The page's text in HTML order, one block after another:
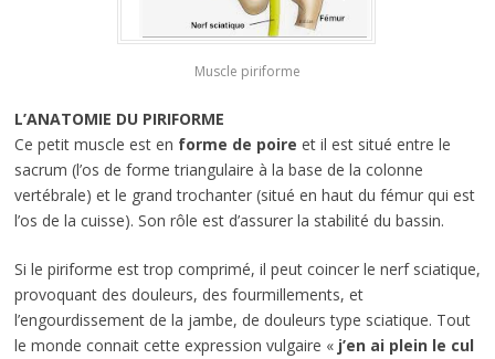
Muscle piriforme
L’ANATOMIE DU PIRIFORME
Ce petit muscle est en forme de poire et il est situé entre le
sacrum (l’os de forme triangulaire à la base de la colonne
vertébrale) et le grand trochanter (situé en haut du fémur qui est
l’os de la cuisse). Son rôle est d’assurer la stabilité du bassin.
Si le piriforme est trop comprimé, il peut coincer le nerf sciatique,
provoquant des douleurs, des fourmillements, et
l’engourdissement de la jambe, de douleurs type sciatique. Tout
le monde connait cette expression vulgaire « j’en ai plein le cul